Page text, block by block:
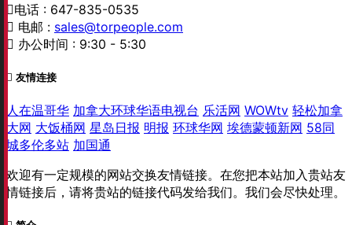
电话 : 647-835-0535
电邮 : sales@torpeople.com
办公时间 : 9:30 - 5:30
友情连接
人在温哥华 加拿大环球华语电视台 乐活网 WOWtv 轻松加拿
大网 大饭桶网 星岛日报 明报 环球华网 埃德蒙顿新网 58同
城多伦多站 加国通
欢迎有一定规模的网站交换友情链接。在您把本站加入贵站友
情链接后，请将贵站的链接代码发给我们。我们会尽快处理。